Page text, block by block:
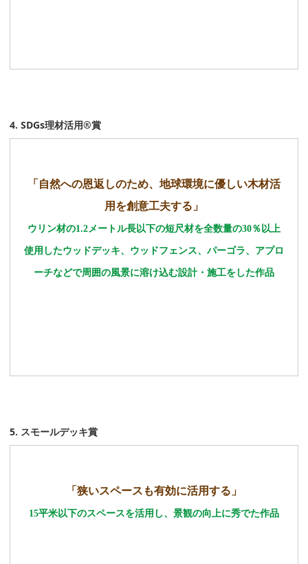
4. SDGs理材活用®賞
「自然への恩返しのため、地球環境に優しい木材活
用を創意工夫する」
ウリン材の1.2メートル長以下の短尺材を全数量の30％以上
使用したウッドデッキ、ウッドフェンス、パーゴラ、アプロ
ーチなどで周囲の風景に溶け込む設計・施工をした作品
5. スモールデッキ賞
「狭いスペースも有効に活用する」
15平米以下のスペースを活用し、景観の向上に秀でた作品